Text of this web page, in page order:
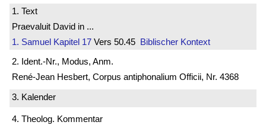
1. Text
Praevaluit David in ...
1. Samuel Kapitel 17 Vers 50.45 Biblischer Kontext
2. Ident.-Nr., Modus, Anm.
René-Jean Hesbert, Corpus antiphonalium Officii, Nr. 4368
3. Kalender
4. Theolog. Kommentar